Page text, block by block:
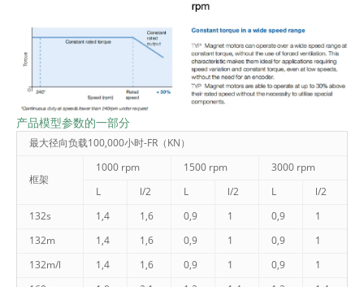
产品模型参数的一部分
最大径向负载100,000小时-FR（KN）
框架
1000 rpm 1500 rpm
3000 rpm
L
l/2 L l/2 L
l/2
132s
1,4 1,6 0,9 1 0,9
1
132m
1,4 1,6 0,9 1 0,9
1
132m/l
1,4 1,6 0,9 1 0,9
1